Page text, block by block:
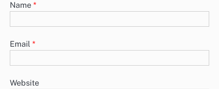
Name *
Email *
Website